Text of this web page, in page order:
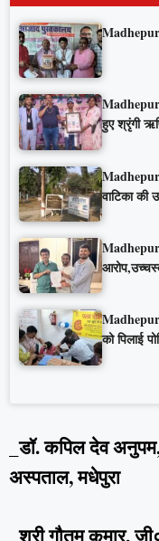
हुए श्रृंगी
वाटिका की
को पिलाई
_डॉ. कपिल देव
अस्पताल, मधेपुरा
_श्री गौतम कुमार,